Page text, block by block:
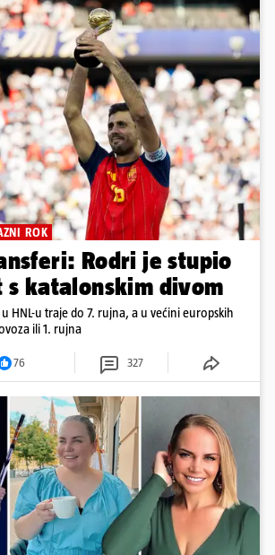
ROK
Rodri je stupio
katalonskim divom
HNL-u traje do 7. rujna, a u većini europskih
ili 1. rujna
76 327